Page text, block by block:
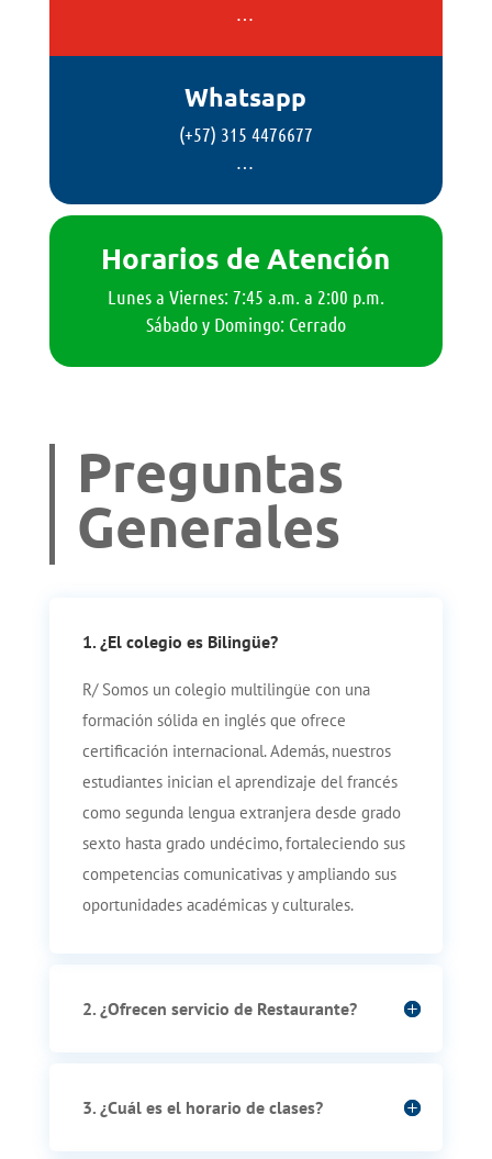
…
Whatsapp
(+57) 315 4476677
…
Horarios de Atención
Lunes a Viernes: 7:45 a.m. a 2:00 p.m.
Sábado y Domingo: Cerrado
Preguntas
Generales
1. ¿El colegio es Bilingüe?
R/ Somos un colegio multilingüe con una
formación sólida en inglés que ofrece
certificación internacional. Además, nuestros
estudiantes inician el aprendizaje del francés
como segunda lengua extranjera desde grado
sexto hasta grado undécimo, fortaleciendo sus
competencias comunicativas y ampliando sus
oportunidades académicas y culturales.
2. ¿Ofrecen servicio de Restaurante?
3. ¿Cuál es el horario de clases?